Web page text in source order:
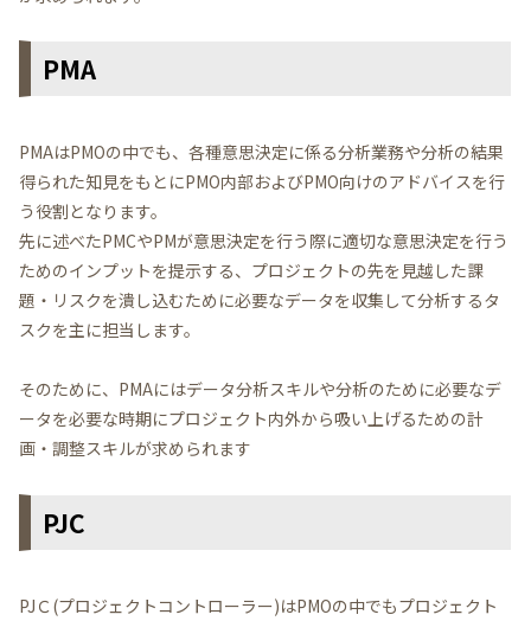
PMA
PMAはPMOの中でも、各種意思決定に係る分析業務や分析の結果
得られた知見をもとにPMO内部およびPMO向けのアドバイスを行
う役割となります。
先に述べたPMCやPMが意思決定を行う際に適切な意思決定を行う
ためのインプットを提示する、プロジェクトの先を見越した課
題・リスクを潰し込むために必要なデータを収集して分析するタ
スクを主に担当します。
そのために、PMAにはデータ分析スキルや分析のために必要なデ
ータを必要な時期にプロジェクト内外から吸い上げるための計
画・調整スキルが求められます
PJC
PJＣ(プロジェクトコントローラー)はPMOの中でもプロジェクト